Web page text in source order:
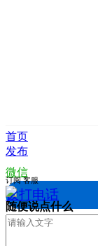
首页
发布
微信
拨打电话
订阅 客服
随便说点什么